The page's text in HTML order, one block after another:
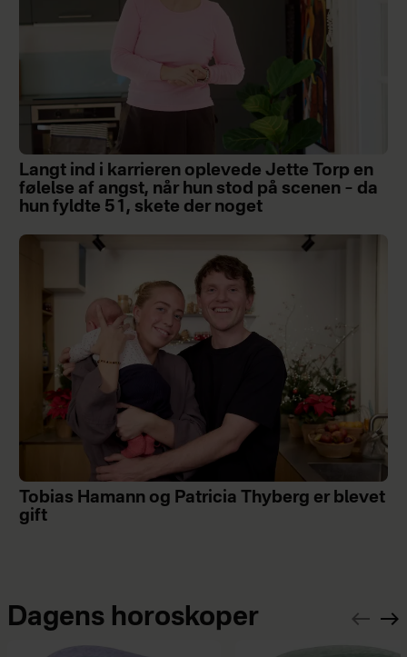
Langt ind i karrieren oplevede Jette Torp en
følelse af angst, når hun stod på scenen – da
hun fyldte 51, skete der noget
Tobias Hamann og Patricia Thyberg er blevet
gift
Dagens horoskoper